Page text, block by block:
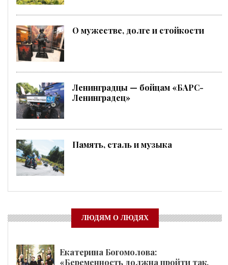
О мужестве, долге и стойкости
Ленинградцы — бойцам «БАРС-
Ленинградец»
Память, сталь и музыка
ЛЮДЯМ О ЛЮДЯХ
Екатерина Богомолова:
«Беременность должна пройти так,